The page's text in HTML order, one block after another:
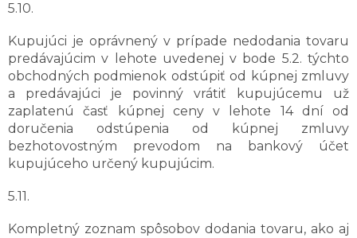
5.10.
Kupujúci je oprávnený v prípade nedodania tovaru
predávajúcim v lehote uvedenej v bode 5.2. týchto
obchodných podmienok odstúpiť od kúpnej zmluvy
a predávajúci je povinný vrátiť kupujúcemu už
zaplatenú časť kúpnej ceny v lehote 14 dní od
doručenia odstúpenia od kúpnej zmluvy
bezhotovostným prevodom na bankový účet
kupujúceho určený kupujúcim.
5.11.
Kompletný zoznam spôsobov dodania tovaru, ako aj